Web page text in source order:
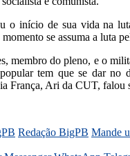
o início de sua vida na
se assuma a luta
membro do pleno, e o
tem que se dar no
França, Ari da CUT, falou
Redação BigPB Mande